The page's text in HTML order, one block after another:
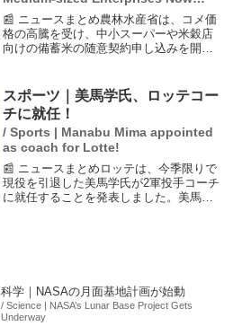
Open
📰 ニュースまとめ農林水産省は、コメ価
格の高騰を受け、中小スーパーや米穀店
向けの備蓄米の随意契約申し込みを開始
中小スーパー向け、2万トンが米穀店向け
です。この政策...
スポーツ｜美馬学氏、ロッテコー
チに就任！
/ Sports | Manabu Mima appointed
as coach for Lotte!
📰 ニュースまとめロッテは、今季限りで
現役を引退した美馬学氏が2軍投手コーチ
に就任することを発表しました。美馬氏
科学｜NASAの月面基地計画が始動
/ Science | NASA’s Lunar Base Project Gets
Underway